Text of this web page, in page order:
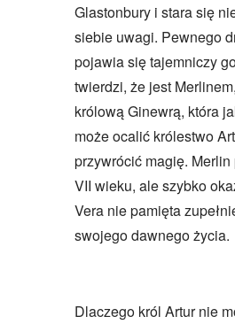
Glastonbury i stara się
siebie uwagi. Pewnego
pojawia się tajemniczy
twierdzi, że jest
królową Ginewrą, która
może ocalić królestwo
przywrócić magię.
VII wieku, ale szybko
Vera nie pamięta
swojego dawnego życia.
Dlaczego król Artur nie